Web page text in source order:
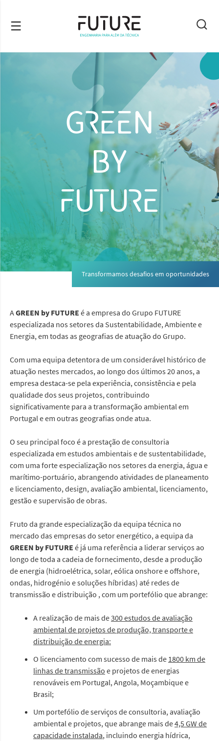
GREEN
BY
FUTURE
Transformamos desafios em oportunidades
AGREEN by FUTURE é a empresa do Grupo FUTURE
especializada nos setores da Sustentabilidade, Ambiente e
Energia, em todas as geografias de atuação do Grupo.
Com uma equipa detentora de um considerável histórico de
atuação nestes mercados, ao longo dos últimos 20 anos, a
empresa destaca-se pela experiência, consistência e pela
qualidade dos seus projetos, contribuindo
significativamente para a transformação ambiental em
Portugal e em outras geografias onde atua.
O seu principal foco é a prestação de consultoria
especializada em estudos ambientais e de sustentabilidade,
com uma forte especialização nos setores da energia, água e
marítimo-portuário, abrangendo atividades de planeamento
e licenciamento, design, avaliação ambiental, licenciamento,
gestão e supervisão de obras.
Fruto da grande especialização da equipa técnica no
mercado das empresas do setor energético, a equipa da
GREEN by FUTURE é já uma referência a liderar serviços ao
longo de toda a cadeia de fornecimento, desde a produção
de energia (hidroelétrica, solar, eólica onshore e offshore,
ondas, hidrogénio e soluções híbridas) até redes de
transmissão e distribuição , com um portefólio que abrange:
A realização de mais de300 estudos de avaliação
ambiental de projetos de produção, transporte e
distribuição de energia:
O licenciamento com sucesso de mais de 1800 km de
linhas de transmissão e projetos de energias
renováveis ​​em Portugal, Angola, Moçambique e
Brasil;
Um portefólio de serviços de consultoria, avaliação
ambiental e projetos, que abrange mais de4,5 GW de
capacidade instalada, incluindo energia hídrica,